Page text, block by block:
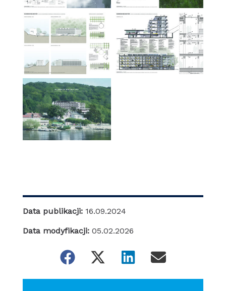
Data publikacji: 16.09.2024
Data modyfikacji: 05.02.2026